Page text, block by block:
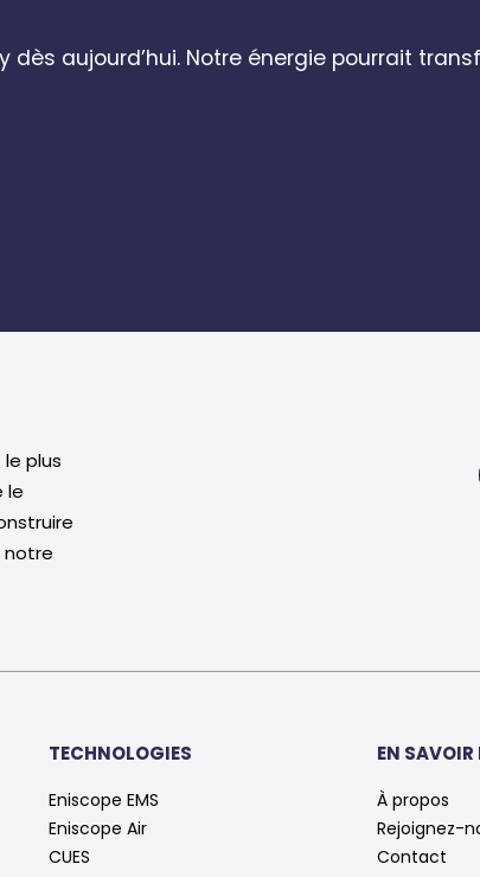
dès aujourd’hui. Notre énergie pourrait
plus
le
notre
TECHNOLOGIES
Eniscope EMS
Eniscope Air
CUES
EN SAVOIR
À propos
Rejoignez-
Contact